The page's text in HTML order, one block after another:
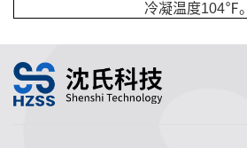
冷凝温度104℉。